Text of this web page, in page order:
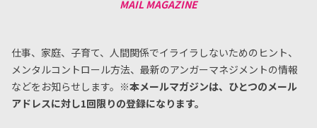
仕事、家庭、子育て、人間関係でイライラしないためのヒント、
メンタルコントロール方法、 最新のアンガーマネジメントの情報
などをお知らせします。 ※本メールマガジンは、ひとつのメール
アドレスに対し1回限りの登録になります。